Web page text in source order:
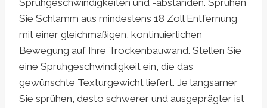
Sprühgeschwindigkeiten und -abständen. Sprühen
Sie Schlamm aus mindestens 18 Zoll Entfernung
mit einer gleichmäßigen, kontinuierlichen
Bewegung auf Ihre Trockenbauwand. Stellen Sie
eine Sprühgeschwindigkeit ein, die das
gewünschte Texturgewicht liefert. Je langsamer
Sie sprühen, desto schwerer und ausgeprägter ist